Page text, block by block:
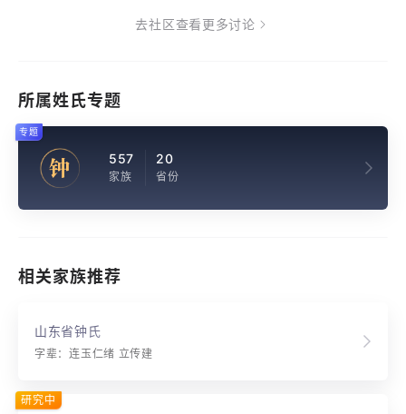
去社区查看更多讨论
所属姓氏专题
钟 557
家族
20
省份
专题
相关家族推荐
山东省钟氏
字辈：连玉仁绪 立传建
研究中